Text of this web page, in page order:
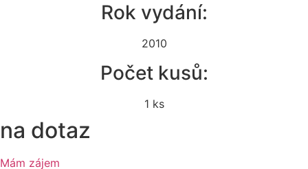
Rok vydání:
2010
Počet kusů:
1 ks
na dotaz
Mám zájem